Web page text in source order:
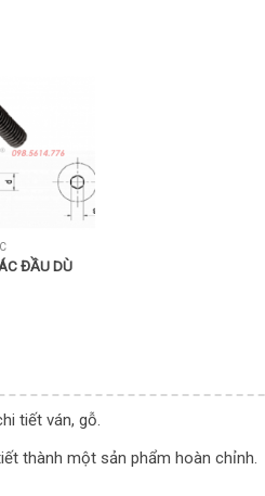
ĐẦU DÙ
tiết ván, gỗ.
thành một sản phẩm hoàn chỉnh.